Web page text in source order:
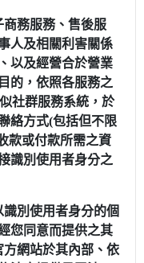
務服務、售後服
人及相關利害關係
以及經營合於營業
的，依照各服務之
社群服務系統，於
絡方式(包括但不限
款或付款所需之資
識別使用者身分之
別使用者身分的個
您同意而提供之其
網站於其內部、依